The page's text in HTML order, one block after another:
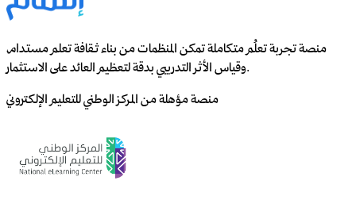
منصة تجربة تعلُم متكاملة تمكن المنظمات من بناء ثقافة تعلم مستدام،
وقياس الأثر التدريبي بدقة لتعظيم العائد على الاستثمار.
منصة مؤهلة من المركز الوطني للتعليم الإلكتروني